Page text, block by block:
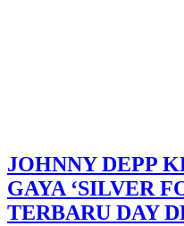
JOHNNY DEPP
GAYA ‘SILVER
TERBARU DAY